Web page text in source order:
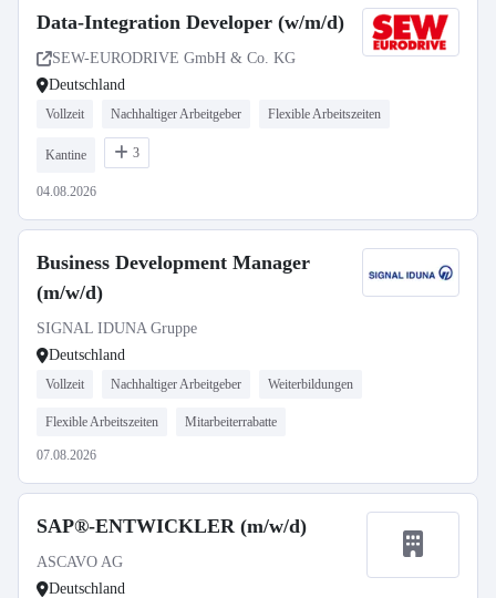
Data-Integration Developer (w/m/d)
SEW-EURODRIVE GmbH & Co. KG
Deutschland
Vollzeit Nachhaltiger Arbeitgeber Flexible Arbeitszeiten
Kantine 3
04.08.2026
Business Development Manager
(m/w/d)
SIGNAL IDUNA Gruppe
Deutschland
Vollzeit Nachhaltiger Arbeitgeber Weiterbildungen
Flexible Arbeitszeiten Mitarbeiterrabatte
07.08.2026
SAP®-ENTWICKLER (m/w/d)
ASCAVO AG
Deutschland